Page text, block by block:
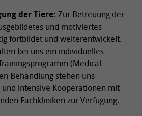
der Tiere: Zur Betreuung der
und motiviertes
fortbildet und weiterentwickelt.
bei uns ein individuelles
(Medical
Behandlung stehen uns
intensive Kooperationen mit
Fachkliniken zur Verfügung.